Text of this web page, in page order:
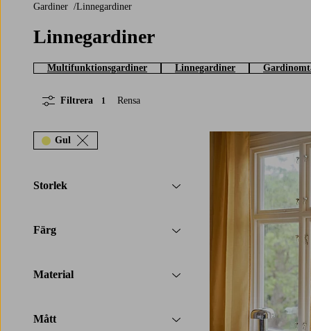
Gardiner Linnegardiner
Linnegardiner
Multifunktionsgardiner Linnegardiner
Filtrera 1 Rensa
Gul
Storlek
Färg
Material
Mått